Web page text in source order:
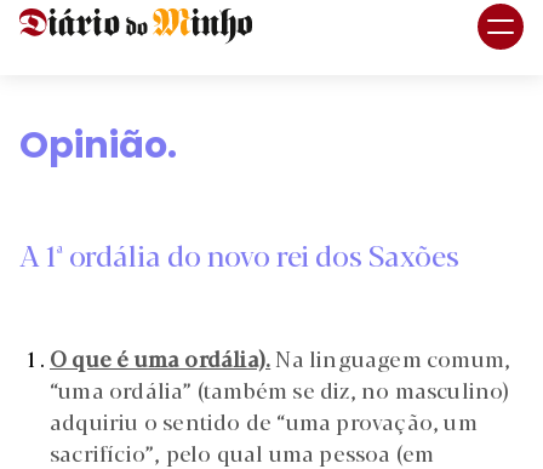
Opinião.
A 1ª ordália do novo rei dos Saxões
O que é uma ordália).Na linguagem comum,
“uma ordália” (também se diz, no masculino)
adquiriu o sentido de “uma provação, um
sacrifício”, pelo qual uma pessoa (em